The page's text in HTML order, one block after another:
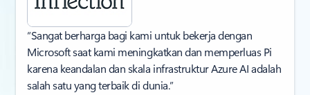
“Sangat berharga bagi kami untuk bekerja dengan
Microsoft saat kami meningkatkan dan memperluas Pi
karena keandalan dan skala infrastruktur Azure AI adalah
salah satu yang terbaik di dunia.”